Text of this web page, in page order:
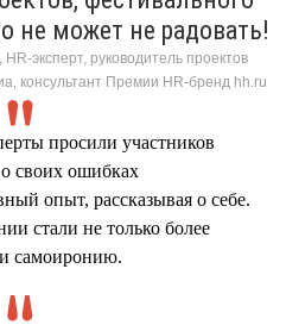
не может не радовать!
эксперт, руководитель проектов
консультант Премии HR-бренд hh.ru
просили участников
своих ошибках
опыт, рассказывая о себе.
стали не только более
самоиронию.